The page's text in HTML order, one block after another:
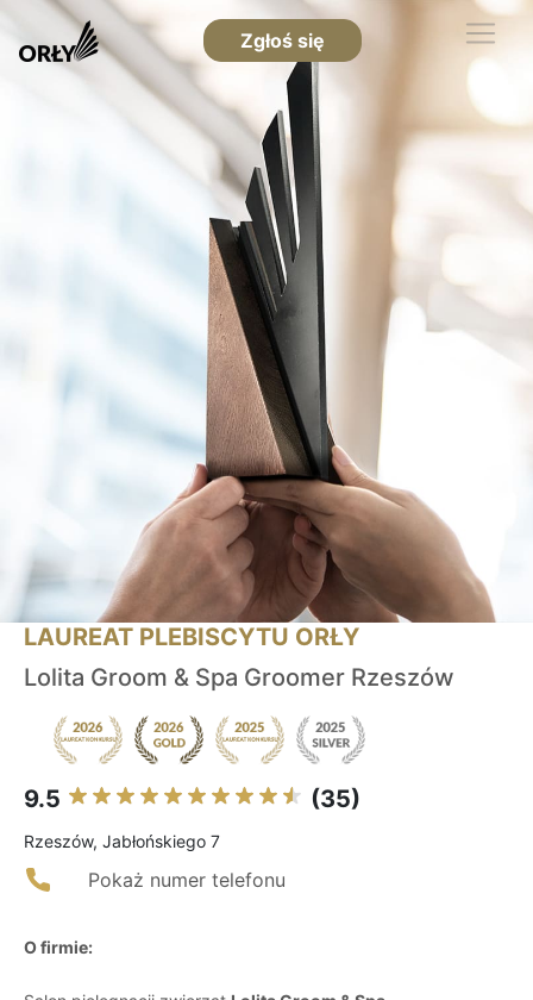
Zgłoś się
LAUREAT PLEBISCYTU ORŁY
Lolita Groom & Spa Groomer Rzeszów
9.5 (35)
Rzeszów, Jabłońskiego 7
Pokaż numer telefonu
O firmie: